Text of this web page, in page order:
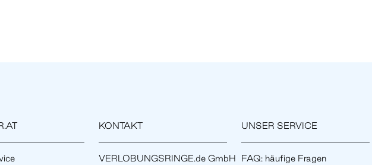
KONTAKT
VERLOBUNGSRINGE.de GmbH
UNSER SERVICE
FAQ: häufige Fragen